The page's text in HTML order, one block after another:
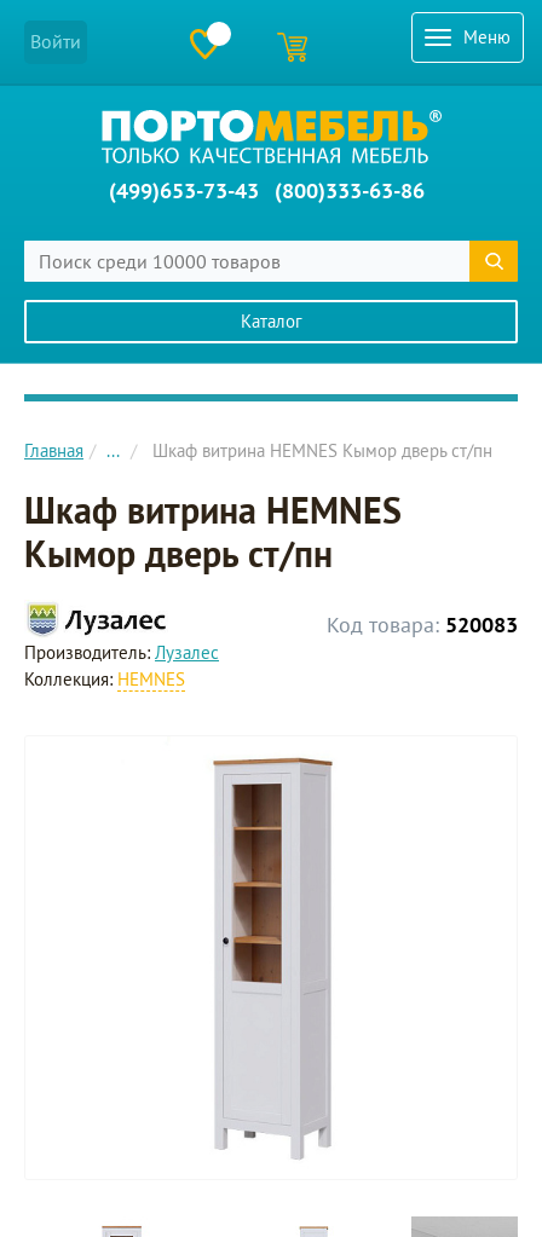
Меню
Войти
(499)653-73-43 (800)333-63-86
Каталог
Главное меню сайта
Главная ... Шкаф витрина HEMNES Кымор дверь ст/пн
Шкаф витрина HEMNES
Кымор дверь ст/пн
Код товара: 520083
Производитель: Лузалес
Коллекция: HEMNES